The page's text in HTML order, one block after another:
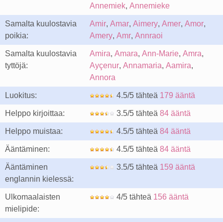
Annemiek, Annemieke
Samalta kuulostavia
poikia:
Amir, Amar, Aimery, Amer, Amor,
Amery, Amr, Annraoi
Samalta kuulostavia
tyttöjä:
Amira, Amara, Ann-Marie, Amra,
Ayçenur, Annamaria, Aamira,
Annora
Luokitus: 4.5/5 tähteä 179 ääntä
Helppo kirjoittaa: 3.5/5 tähteä 84 ääntä
Helppo muistaa: 4.5/5 tähteä 84 ääntä
Ääntäminen: 4.5/5 tähteä 84 ääntä
Ääntäminen
englannin kielessä:
3.5/5 tähteä 159 ääntä
Ulkomaalaisten
mielipide:
4/5 tähteä 156 ääntä